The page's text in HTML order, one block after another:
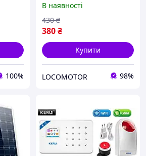
100%
автономний 9V Крона
White (439155)
В наявності
380₴
430 ₴
Купити
LOCOMOTOR 98%